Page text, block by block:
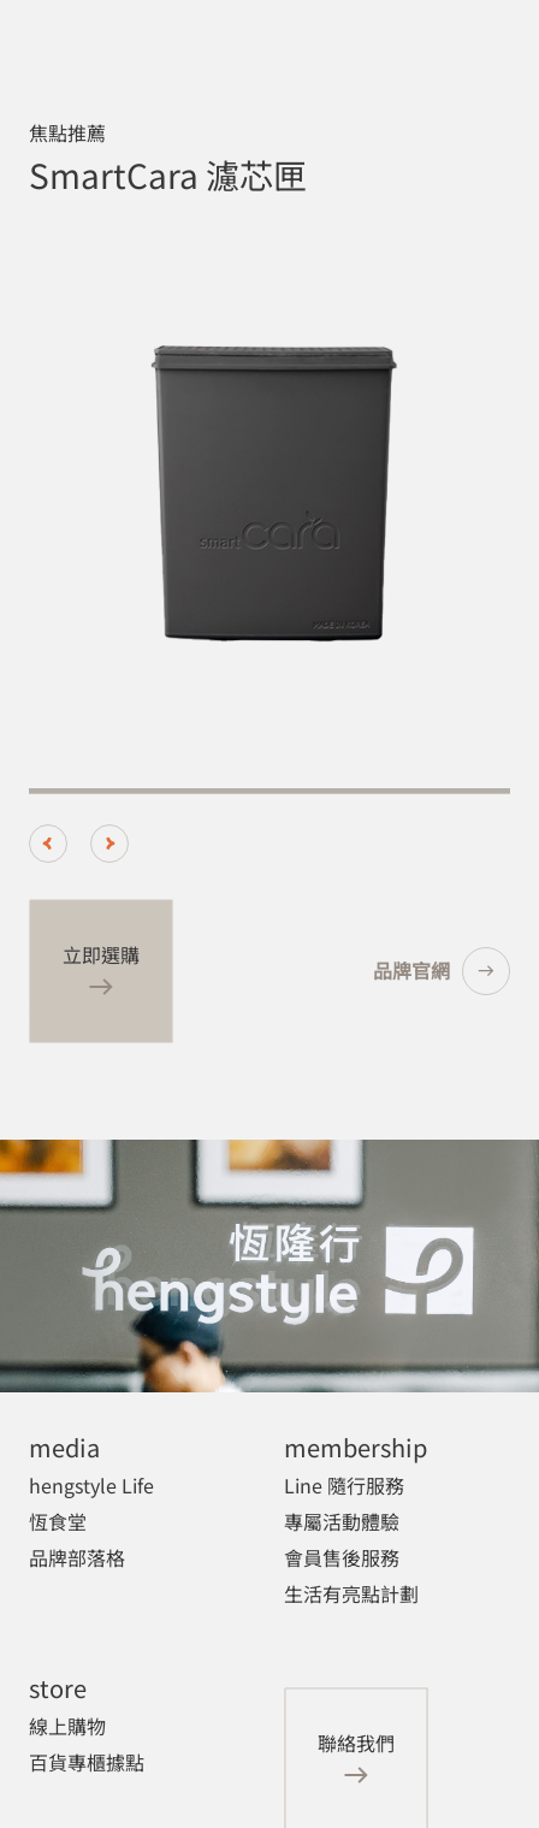
焦點推薦
SmartCara 濾芯匣
立即選購
品牌官網
media
hengstyle Life
恆食堂
品牌部落格
membership
Line 隨行服務
專屬活動體驗
會員售後服務
生活有亮點計劃
store
線上購物
百貨專櫃據點
聯絡我們